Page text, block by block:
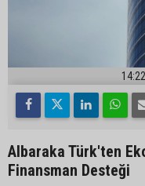
14:22
Albaraka Türk'ten
Finansman Desteği